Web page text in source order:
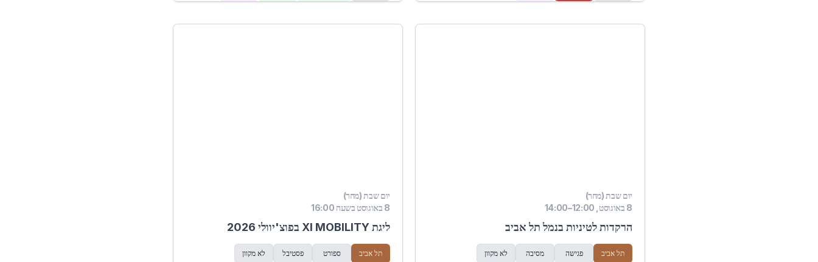
יום שבת (מחר)
8 באוגוסט, 12:00–14:00
הרקדות לטיניות בנמל תל אביב
תל אביב פגישה מסיבה לא מקוון
יום שבת (מחר)
8 באוגוסט בשעה 16:00
ליגת XI MOBILITY בפוצ'יוולי 2026
תל אביב ספורט פסטיבל לא מקוון